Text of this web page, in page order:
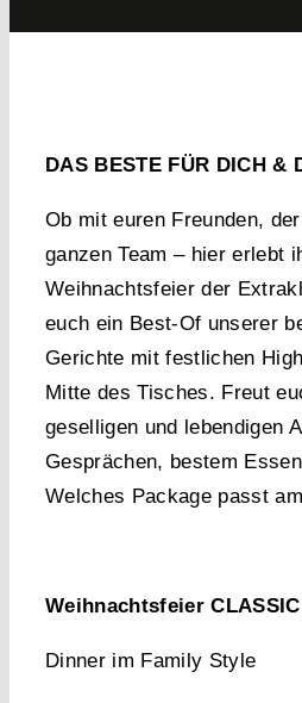
DAS BESTE FÜR DICH &
Ob mit euren Freunden,
ganzen Team – hier erlebt
Weihnachtsfeier der
euch ein Best-Of unserer
Gerichte mit festlichen
Mitte des Tisches. Freut
geselligen und lebendigen
Gesprächen, bestem
Welches Package passt
Weihnachtsfeier CLASSIC
Dinner im Family Style